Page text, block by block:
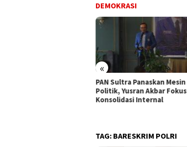
DEMOKRASI
«
PAN Sultra Panaskan Mesin
Politik, Yusran Akbar Fokus
Konsolidasi Internal
TAG: BARESKRIM POLRI